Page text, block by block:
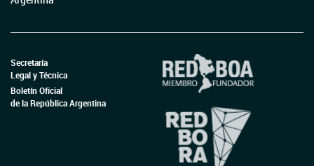
Secretaría
Legal y Técnica
Boletín Oficial
de la República Argentina